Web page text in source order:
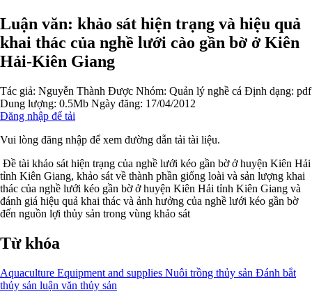
Luận văn: khảo sát hiện trạng và hiệu quả
khai thác của nghề lưới cào gần bờ ở Kiên
Hải-Kiên Giang
Tác giả: Nguyễn Thành Được Nhóm: Quản lý nghề cá Định dạng: pdf
Dung lượng: 0.5Mb Ngày đăng: 17/04/2012
Đăng nhập để tải
Vui lòng đăng nhập để xem đường dẫn tải tài liệu.
Đề tài khảo sát hiện trạng của nghề lưới kéo gần bờ ở huyện Kiên Hải
tỉnh Kiên Giang, khảo sát về thành phần giống loài và sản lượng khai
thác của nghề lưới kéo gần bờ ở huyện Kiên Hải tỉnh Kiên Giang và
đánh giá hiệu quả khai thác và ảnh hưởng của nghề lưới kéo gần bờ
đến nguồn lợi thủy sản trong vùng khảo sát
Từ khóa
Aquaculture Equipment and supplies Nuôi trồng thủy sản Đánh bắt
thủy sản luận văn thủy sản